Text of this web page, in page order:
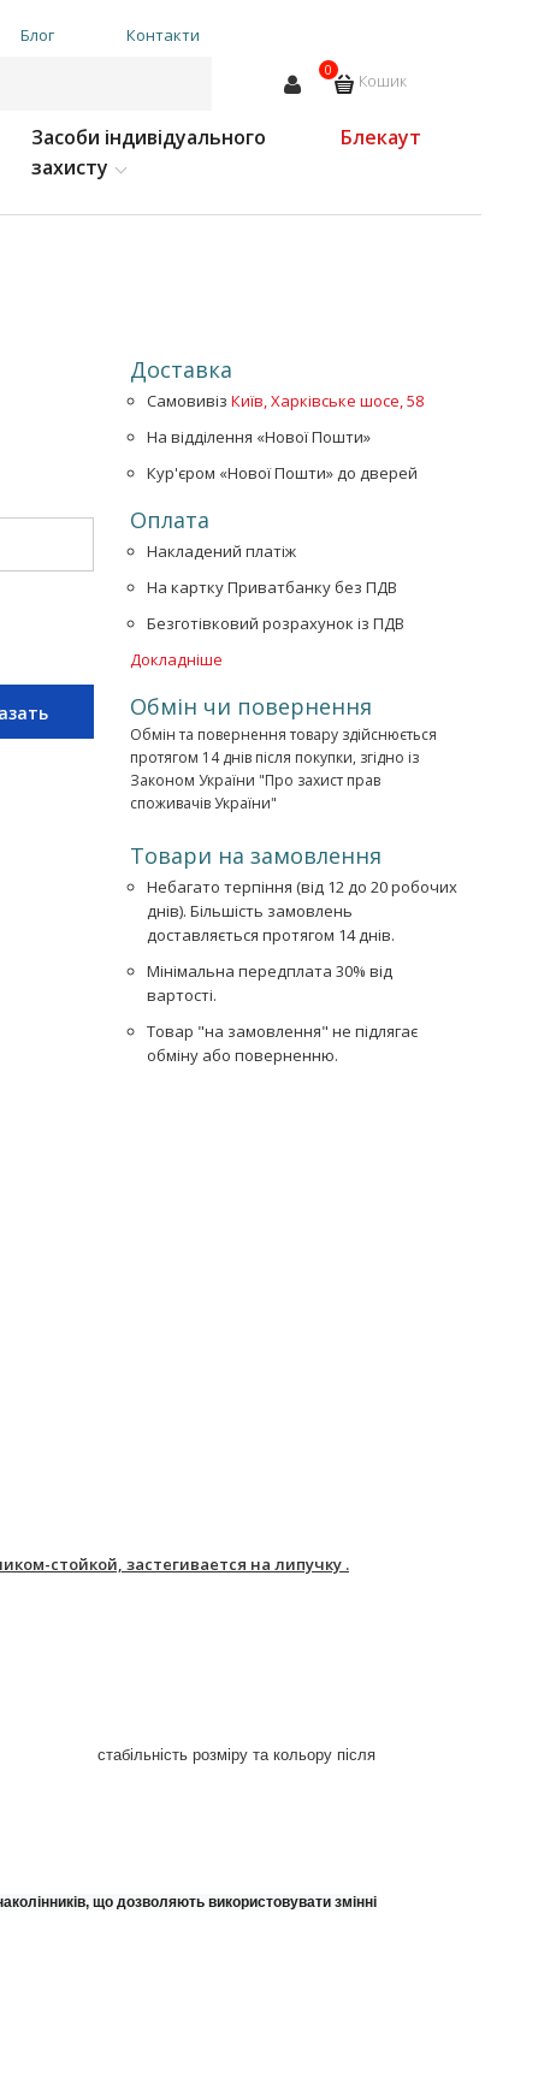
Блог Контакти
0 Кошик
Засоби індивідуального
захисту
Блекаут
Доставка
Самовивіз Київ, Харківське шосе, 58
На відділення «Нової Пошти»
Кур'єром «Нової Пошти» до дверей
Оплата
Накладений платіж
На картку Приватбанку без ПДВ
Безготівковий розрахунок із ПДВ
Докладніше
Обмін чи повернення
Обмін та повернення товару здійснюється
протягом 14 днів після покупки, згідно із
Законом України "Про захист прав
споживачів України"
Товари на замовлення
Небагато терпіння (від 12 до 20 робочих
днів). Більшість замовлень
доставляється протягом 14 днів.
Мінімальна передплата 30% від
вартості.
Товар "на замовлення" не підлягає
обміну або поверненню.
стойкой, застегивается на липучку .
стабільність розміру та кольору після
що дозволяють використовувати змінні